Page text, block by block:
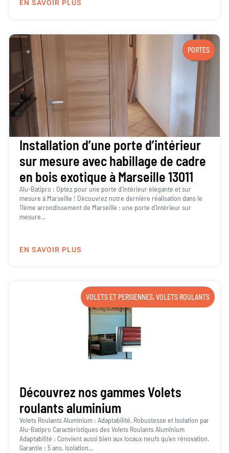
EN SAVOIR PLUS
PORTES
Installation d’une porte d’intérieur
sur mesure avec habillage de cadre
en bois exotique à Marseille 13011
Alu-Batipro : Optez pour une porte d’intérieur élégante et sur
mesure à Marseille ! Découvrez notre dernière réalisation dans le
11ème arrondissement de Marseille : une porte d’intérieur sur
mesure...
EN SAVOIR PLUS
VOLETS ET PERSIENNES,VOLETS ROULANTS
Découvrez nos gammes Volets
roulants aluminium
Volets Roulants Aluminium : Adaptabilité, Robustesse et Isolation par
Alu-Batipro Caractéristiques des Volets Roulants Aluminium
Adaptabilité : Convient aussi bien aux locaux neufs qu’en rénovation.
Garantie : 5 ans. Isolation...